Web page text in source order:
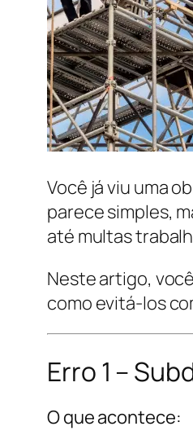
Você já viu uma
parece simples,
até multas
Neste artigo,
como evitá-los
Erro 1 –
O que acontece: